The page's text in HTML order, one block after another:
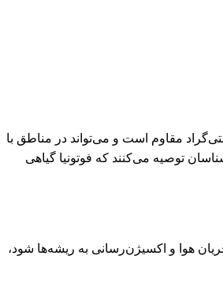
آفتابی یا نیمه‌سایه نیاز دارد و در نور مستقیم خورشید، جذابیت و رشد بهتری پیدا می‌کند. این گیاه به سرما تا -15 درجه سانتی‌گراد مقاوم است و می‌تواند در مناطق با
توصیه می‌کنند که فوتونیا گیاهی
هوا و اکسیژن‌رسانی به ریشه‌ها شود،